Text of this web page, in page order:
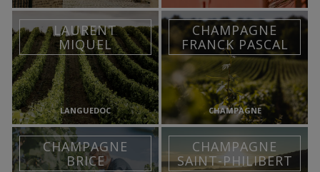
LAURENT
MIQUEL
LANGUEDOC
CHAMPAGNE
FRANCK PASCAL
CHAMPAGNE
CHAMPAGNE
BRICE
CHAMPAGNE
SAINT-PHILIBERT